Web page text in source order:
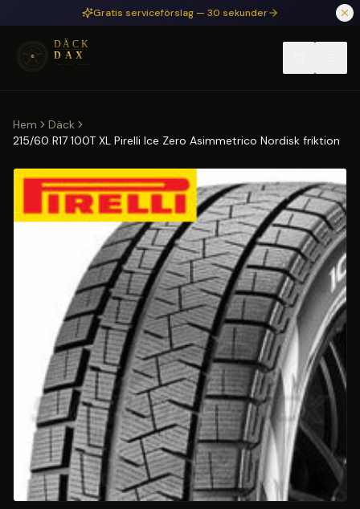
Hoppa till huvudinnehållGratis serviceförslag — 30 sekunder
Hem
Däck
215/60 R17 100T XL Pirelli Ice Zero Asimmetrico Nordisk friktion